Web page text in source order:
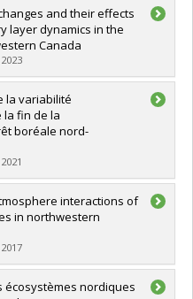
and their effects
layer dynamics in the
Canada
la variabilité
fin de la
boréale nord-
interactions of
in northwestern
écosystèmes nordiques